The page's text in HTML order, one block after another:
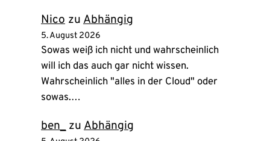
Nico zu Abhängig
5. August 2026
Sowas weiß ich nicht und wahrscheinlich
will ich das auch gar nicht wissen.
Wahrscheinlich "alles in der Cloud" oder
sowas.…
ben_zu Abhängig